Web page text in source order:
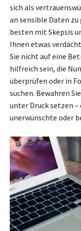
sich als
an sensible Daten zu
besten mit Skepsis
Ihnen etwas
Sie nicht auf eine
hilfreich sein, die
überprüfen oder in
suchen. Bewahren
unter Druck setzen
unerwünschte oder